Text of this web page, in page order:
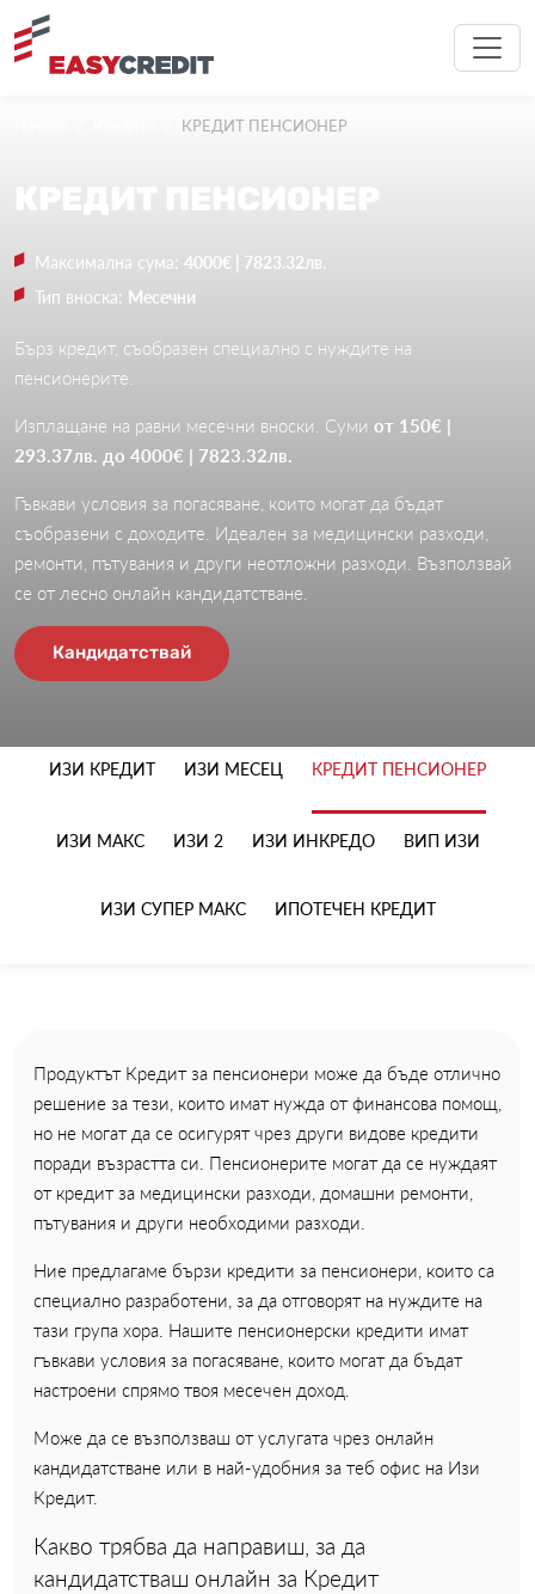
КРЕДИТ ПЕНСИОНЕР
КРЕДИТПЕНСИОНЕР
Максимална сума:4000€ | 7823.32лв.
Тип вноска: Месечни
Бърз кредит, съобразен специално с нуждите на
пенсионерите.
Изплащане на равни месечни вноски. Суми от 150€ |
293.37лв. до 4000€ | 7823.32лв.
Гъвкави условия за погасяване, които могат да бъдат
съобразени с доходите. Идеален за медицински разходи,
ремонти, пътувания и други неотложни разходи. Възползвай
се от лесно онлайн кандидатстване.
Кандидатствай
ИЗИ КРЕДИТ ИЗИ МЕСЕЦ КРЕДИТ ПЕНСИОНЕР
ИЗИ МАКС ИЗИ 2 ИЗИ ИНКРЕДО ВИП ИЗИ
ИЗИ СУПЕР МАКС ИПОТЕЧЕН КРЕДИТ
Продуктът Кредит за пенсионери може да бъде отлично
решение за тези, които имат нужда от финансова помощ,
но не могат да се осигурят чрез други видове кредити
поради възрастта си. Пенсионерите могат да се нуждаят
от кредит за медицински разходи, домашни ремонти,
пътувания и други необходими разходи.
Ние предлагаме бързи кредити за пенсионери, които са
специално разработени, за да отговорят на нуждите на
тази група хора. Нашите пенсионерски кредити имат
гъвкави условия за погасяване, които могат да бъдат
настроени спрямо твоя месечен доход.
Може да се възползваш от услугата чрез онлайн
кандидатстване или в най-удобния за теб офис на Изи
Кредит.
Какво трябва да направиш, за да
кандидатстваш онлайн за Кредит